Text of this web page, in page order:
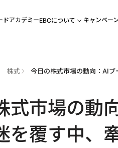
ドアカデミーEBCについて キャンペーン
株式
式市場の動
を覆す中、